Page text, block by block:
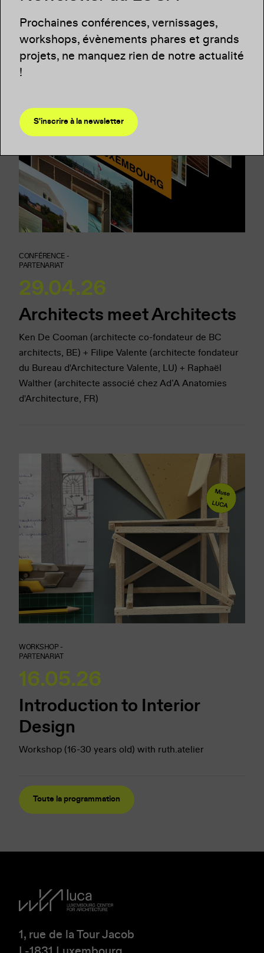
CONFÉRENCE -
PARTENARIAT
29.04.26
Architects meet Architects
Ken De Cooman (architecte co-fondateur de BC
architects, BE) + Filipe Valente (architecte fondateur
du Bureau d'Architecture Valente, LU) + Raphaël
Walther (architecte associé chez Ad’A Anatomies
d'Architecture, FR)
WORKSHOP -
PARTENARIAT
16.05.26
Introduction to Interior
Design
Workshop (16-30 years old) with ruth.atelier
Toute la programmation
Prochaines conférences, vernissages,
workshops, évènements phares et grands
projets, ne manquez rien de notre actualité
!
S'inscrire à la newsletter
1, rue de la Tour Jacob